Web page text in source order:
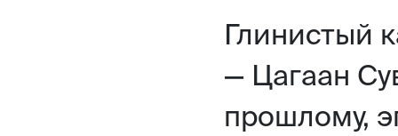
Глинистый
— Цагаан
прошлому,